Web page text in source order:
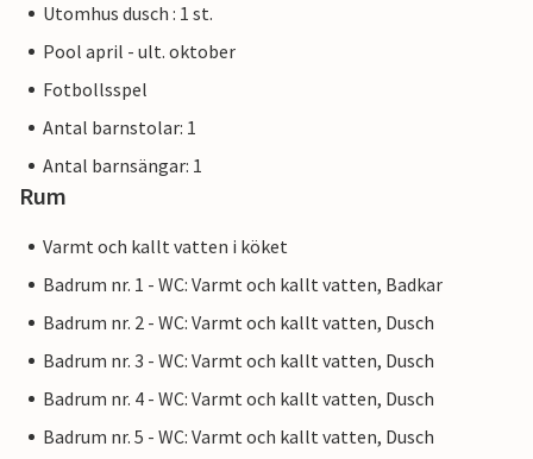
Utomhus dusch : 1 st.
Pool april - ult. oktober
Fotbollsspel
Antal barnstolar: 1
Antal barnsängar: 1
Rum
Varmt och kallt vatten i köket
Badrum nr. 1 - WC: Varmt och kallt vatten, Badkar
Badrum nr. 2 - WC: Varmt och kallt vatten, Dusch
Badrum nr. 3 - WC: Varmt och kallt vatten, Dusch
Badrum nr. 4 - WC: Varmt och kallt vatten, Dusch
Badrum nr. 5 - WC: Varmt och kallt vatten, Dusch